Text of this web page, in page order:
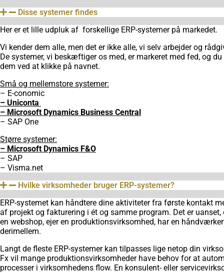
Disse systemer findes
Her er et lille udpluk af forskellige ERP-systemer på markedet.
Vi kender dem alle, men det er ikke alle, vi selv arbejder og
De systemer, vi beskæftiger os med, er markeret med fed, og
dem ved at klikke på navnet.
Små og mellemstore systemer:
– E-conomic
– Uniconta
– Microsoft Dynamics Business Central
– SAP One
Større systemer:
– Microsoft Dynamics F&O
– SAP
– Visma.net
Hvilke virksomheder bruger ERP-systemer?
ERP-systemet kan håndtere dine aktiviteter fra første kontakt
af projekt og fakturering i ét og samme program. Det er uanset,
en webshop, ejer en produktionsvirksomhed, har en
derimellem.
Langt de fleste ERP-systemer kan tilpasses lige netop din
Fx vil mange produktionsvirksomheder have behov for at
processer i virksomhedens flow. En konsulent- eller